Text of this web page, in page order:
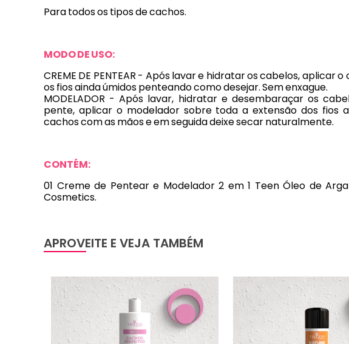
Para todos os tipos de cachos.
MODO DE USO:
CREME DE PENTEAR - Após lavar e hidratar os cabelos, aplicar
os fios ainda úmidos penteando como desejar. Sem enxague.
MODELADOR - Após lavar, hidratar e desembaraçar os
pente, aplicar o modelador sobre toda a extensão dos fios
cachos com as mãos e em seguida deixe secar naturalmente.
CONTÉM:
01 Creme de Pentear e Modelador 2 em 1 Teen Óleo de
Cosmetics.
APROVEITE E VEJA TAMBÉM